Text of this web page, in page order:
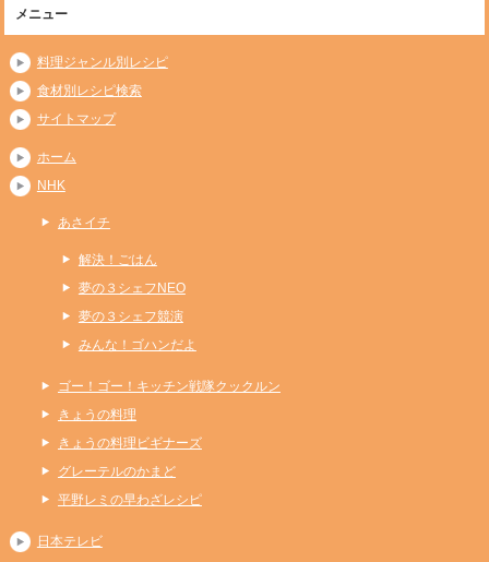
メニュー
料理ジャンル別レシピ
食材別レシピ検索
サイトマップ
ホーム
NHK
あさイチ
解決！ごはん
夢の３シェフNEO
夢の３シェフ競演
みんな！ゴハンだよ
ゴー！ゴー！キッチン戦隊クックルン
きょうの料理
きょうの料理ビギナーズ
グレーテルのかまど
平野レミの早わざレシピ
日本テレビ